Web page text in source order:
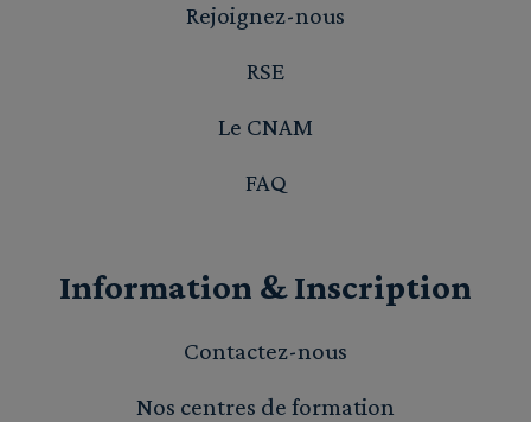
Rejoignez-nous
RSE
Le CNAM
FAQ
Information & Inscription
Contactez-nous
Nos centres de formation